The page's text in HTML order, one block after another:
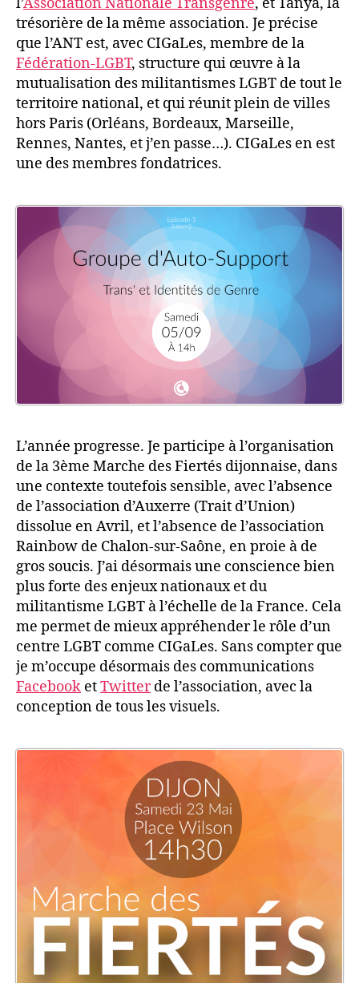
trésorière de la même association. Je précise
que l’ANT est, avec CIGaLes, membre de la
Fédération-LGBT, structure qui œuvre à la
mutualisation des militantismes LGBT de tout le
territoire national, et qui réunit plein de villes
hors Paris (Orléans, Bordeaux, Marseille,
Rennes, Nantes, et j’en passe…). CIGaLes en est
une des membres fondatrices.
L’année progresse. Je participe à l’organisation
de la 3ème Marche des Fiertés dijonnaise, dans
une contexte toutefois sensible, avec l’absence
de l’association d’Auxerre (Trait d’Union)
dissolue en Avril, et l’absence de l’association
Rainbow de Chalon-sur-Saône, en proie à de
gros soucis. J’ai désormais une conscience bien
plus forte des enjeux nationaux et du
militantisme LGBT à l’échelle de la France. Cela
me permet de mieux appréhender le rôle d’un
centre LGBT comme CIGaLes. Sans compter que
je m’occupe désormais des communications
Facebook etTwitterde l’association, avec la
conception de tous les visuels.